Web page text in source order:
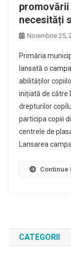
necesități
Noiembrie 25,
Primăria
lansată o
abilităților
inițiată de către
drepturilor
participa copiii
centrele de
Lansarea
Continue
CATEGORII